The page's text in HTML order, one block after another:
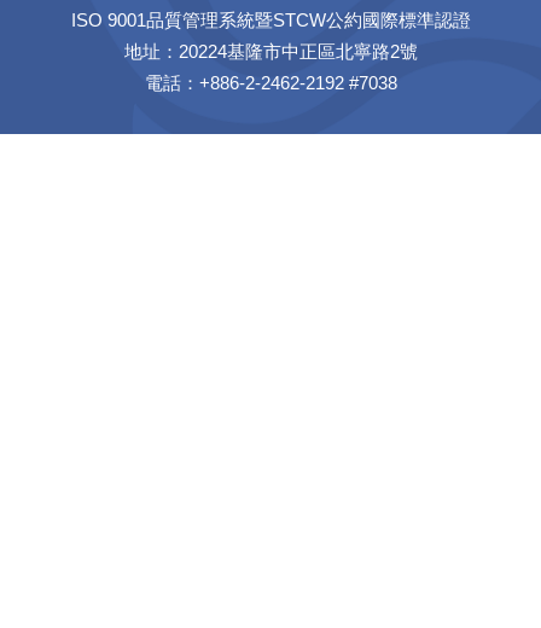
ISO 9001品質管理系統暨STCW公約國際標準認證
地址：20224基隆市中正區北寧路2號
電話：+886-2-2462-2192 #7038